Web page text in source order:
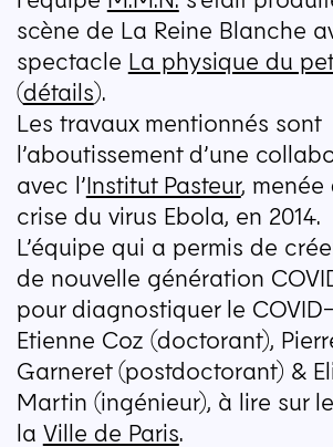
scène de La Reine Blanche
spectacle La physique du
(détails).
Les travaux mentionnés sont
l’aboutissement d’une
avec l’Institut Pasteur,
crise du virus Ebola, en 2014.
L’équipe qui a permis de
de nouvelle génération
pour diagnostiquer le
Etienne Coz (doctorant),
Garneret (postdoctorant) &
Martin (ingénieur), à lire sur
la Ville de Paris.